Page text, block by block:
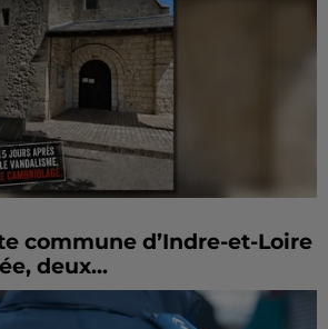
commune d’Indre-et-Loire
deux...